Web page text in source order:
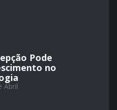
Pode
no
Abril